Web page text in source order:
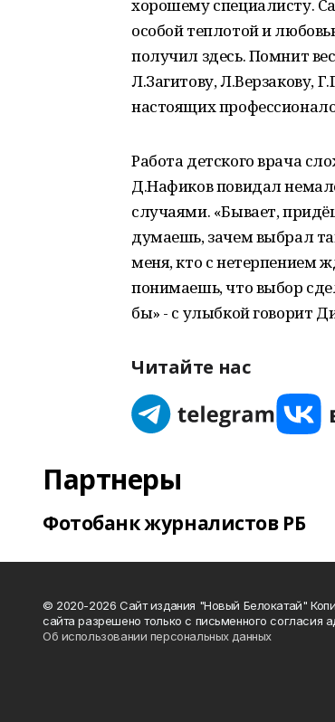
хорошему специалисту.
особой теплотой и
получил здесь. Помнит
Л.Загитову, Л.Верзакову,
настоящих
Работа детского врача
Д.Нафиков повидал
случаями. «Бывает,
думаешь, зачем выбрал
меня, кто с нетерпением
понимаешь, что выбор
бы» - с улыбкой говорит
Читайте нас
Партнеры
Фотобанк журналистов РБ
© 2020-2026 Сайт издания "Новый Белокатай"
сайта разрешено только с письменного согласия
Об использовании персональных данных